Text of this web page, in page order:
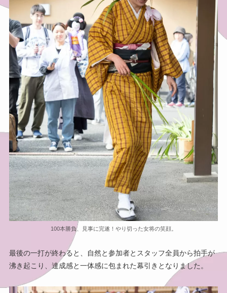
100本勝負、見事に完遂！やり切った女将の笑顔。
最後の一打が終わると、自然と参加者とスタッフ全員から拍手が
沸き起こり、達成感と一体感に包まれた幕引きとなりました。